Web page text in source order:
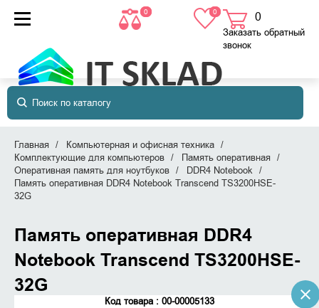
0 0 0
в корзине
Заказать обратный
звонок
Главная
Компьютерная и офисная техника
Комплектующие для компьютеров
Память оперативная
Оперативная память для ноутбуков
DDR4 Notebook
Память оперативная DDR4 Notebook Transcend TS3200HSE-
32G
Память оперативная DDR4
Notebook Transcend TS3200HSE-
32G
Код товара : 00-00005133